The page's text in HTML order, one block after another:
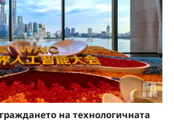
на технологичната